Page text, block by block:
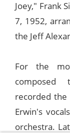
Joey," Frank
7, 1952,
the Jeff
For the
composed
recorded the
Erwin's
orchestra.